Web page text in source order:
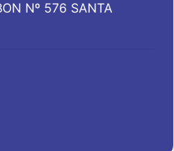
Nº 576 SANTA